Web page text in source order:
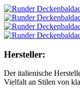
Hersteller:
Der italienische
Vielfalt an Stilen von